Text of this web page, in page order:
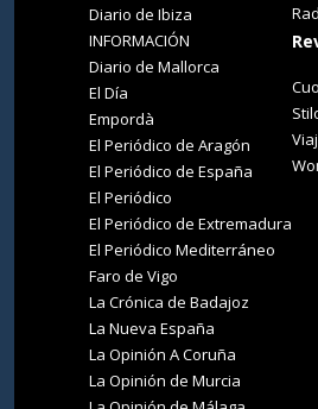
Diario de Ibiza
INFORMACIÓN
Diario de Mallorca
El Día
Empordà
El Periódico de Aragón
El Periódico de España
El Periódico
El Periódico de Extremadura
El Periódico Mediterráneo
Faro de Vigo
La Crónica de Badajoz
La Nueva España
La Opinión A Coruña
La Opinión de Murcia